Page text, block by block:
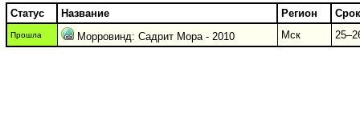
Статус Название Регион
Прошла Морровинд: Садрит Мора - 2010 Мск